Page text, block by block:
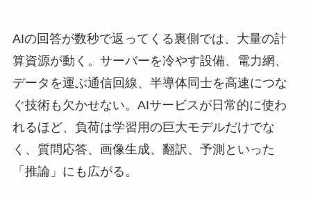
AIの回答が数秒で返ってくる裏側では、大量の計
算資源が動く。サーバーを冷やす設備、電力網、
データを運ぶ通信回線、半導体同士を高速につな
ぐ技術も欠かせない。AIサービスが日常的に使わ
れるほど、負荷は学習用の巨大モデルだけでな
く、質問応答、画像生成、翻訳、予測といった
「推論」にも広がる。